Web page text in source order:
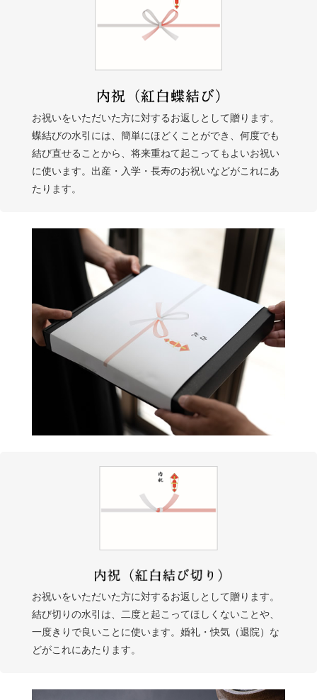
お祝いをいただいた方に対するお返しとして贈ります。
蝶結びの水引には、簡単にほどくことができ、何度でも
結び直せることから、将来重ねて起こってもよいお祝い
に使います。出産・入学・長寿のお祝いなどがこれにあ
たります。
お祝いをいただいた方に対するお返しとして贈ります。
結び切りの水引は、二度と起こってほしくないことや、
一度きりで良いことに使います。婚礼・快気（退院）な
どがこれにあたります。